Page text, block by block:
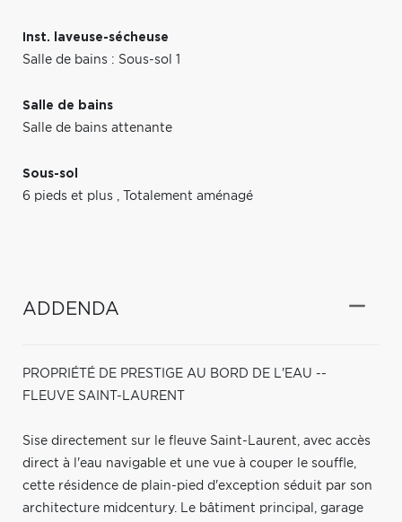
Inst. laveuse-sécheuse
Salle de bains : Sous-sol 1
Salle de bains
Salle de bains attenante
Sous-sol
6 pieds et plus , Totalement aménagé
ADDENDA
PROPRIÉTÉ DE PRESTIGE AU BORD DE L'EAU --
FLEUVE SAINT-LAURENT
Sise directement sur le fleuve Saint-Laurent, avec accès
direct à l'eau navigable et une vue à couper le souffle,
cette résidence de plain-pied d'exception séduit par son
architecture midcentury. Le bâtiment principal, garage